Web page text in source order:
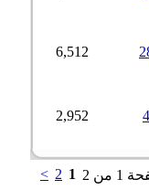
6,512
2,952
من 2 >